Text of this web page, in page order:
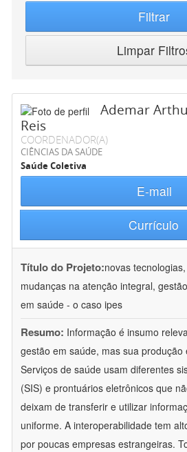
Filtrar
Limpar
Ademar
Reis
COORDENADOR(A)
CIÊNCIAS DA SAÚDE
Saúde Coletiva
E-mail
Currículo
Título do Projeto:novas
mudanças na atenção integral,
em saúde - o caso ipes
Resumo: Informação é insumo
gestão em saúde, mas sua produção
Serviços de saúde usam diferentes
(SIS) e prontuários eletrônicos que
deixam de transferir e utilizar
uniforme. A interoperabilidade tem
por poucas empresas estrangeiras.